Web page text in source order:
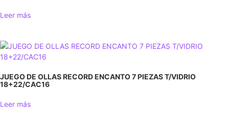
Leer más
JUEGO DE OLLAS RECORD ENCANTO 7 PIEZAS T/VIDRIO
18+22/CAC16
Leer más